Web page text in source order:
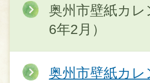
奥州市壁紙カ
6年2月）
奥州市壁紙カ